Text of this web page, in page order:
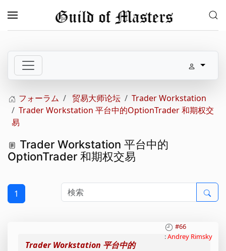
メインコンテンツへスキップ
フォーラム 贸易大师论坛
Trader Workstation
Trader Workstation 平台中的OptionTrader 和期权交
易
Trader Workstation 平台中的
OptionTrader 和期权交易
1
#66
:Andrey Rimsky
Trader Workstation 平台中的